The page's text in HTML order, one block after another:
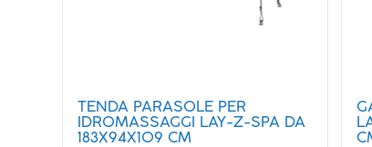
TENDA PARASOLE PER
IDROMASSAGGI LAY-Z-SPA DA
183X94X109 CM